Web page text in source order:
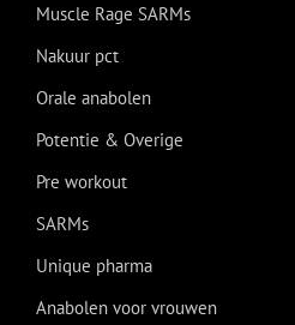
Muscle Rage SARMs
Nakuur pct
Orale anabolen
Potentie & Overige
Pre workout
SARMs
Unique pharma
Anabolen voor vrouwen